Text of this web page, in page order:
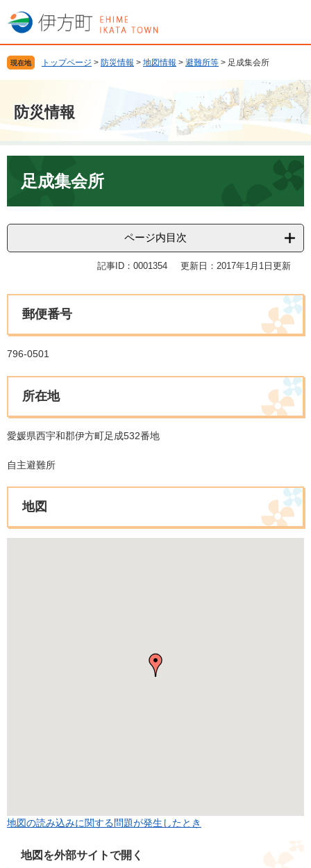
ー
先
頭
。
ニ
を
飛
て
現在地 トップページ > 防災情報 > 地図情報 > 避難所等 > 足成集会所
防災情報
足成集会所
ページ内目次
記事ID：0001354 更新日：2017年1月1日更新
郵便番号
796-0501
所在地
愛媛県西宇和郡伊方町足成532番地
自主避難所
地図
地図の読み込みに関する問題が発生したとき
地図を外部サイトで開く